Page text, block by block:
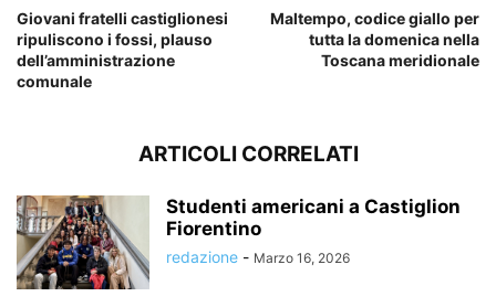
Giovani fratelli castiglionesi
ripuliscono i fossi, plauso
dell’amministrazione
comunale
Maltempo, codice giallo per
tutta la domenica nella
Toscana meridionale
ARTICOLI CORRELATI
Studenti americani a Castiglion
Fiorentino
redazione - Marzo 16, 2026